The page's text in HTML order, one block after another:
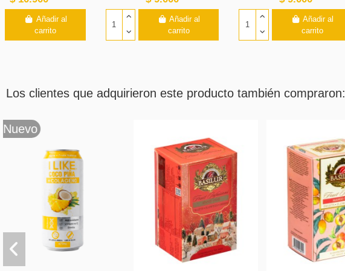
Los clientes que adquirieron este producto también compraron: